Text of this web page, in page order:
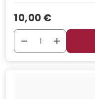
Verkaufspreis
10,00 €